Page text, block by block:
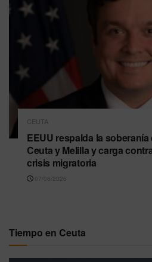
CEUTA
EEUU respalda la
Ceuta y Melilla y carga
crisis migratoria
07/08/2026
Tiempo en Ceuta